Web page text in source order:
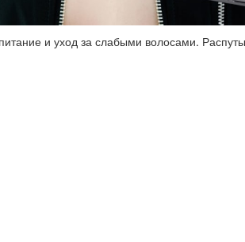
и уход за слабыми волосами.